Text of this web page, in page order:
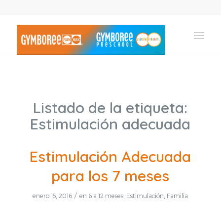
Listado de la etiqueta:
Estimulación adecuada
Estimulación Adecuada
para los 7 meses
enero 15, 2016 / en 6 a 12 meses, Estimulación, Familia